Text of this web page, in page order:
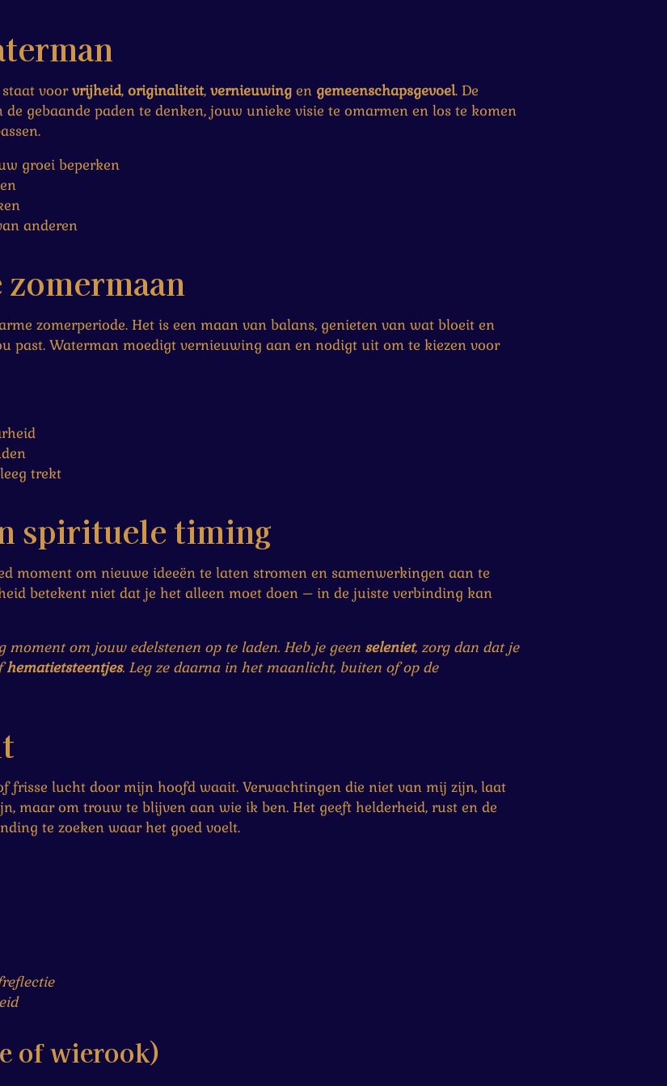
voorvrijheid, originaliteit, vernieuwing en gemeenschapsgevoel. De
gebaande paden te denken, jouw unieke visie te omarmen en los te komen
groei beperken
anderen
zomerperiode. Het is een maan van balans, genieten van wat bloeit en
past. Waterman moedigt vernieuwing aan en nodigt uit om te kiezen voor
trekt
spirituele timing
moment om nieuwe ideeën te laten stromen en samenwerkingen aan te
betekent niet dat je het alleen moet doen – in de juiste verbinding kan
moment om jouw edelstenen op te laden. Heb je geen seleniet, zorg dan dat je
hematietsteentjes. Leg ze daarna in het maanlicht, buiten of op de
frisse lucht door mijn hoofd waait. Verwachtingen die niet van mij zijn, laat
maar om trouw te blijven aan wie ik ben. Het geeft helderheid, rust en de
te zoeken waar het goed voelt.
of wierook)